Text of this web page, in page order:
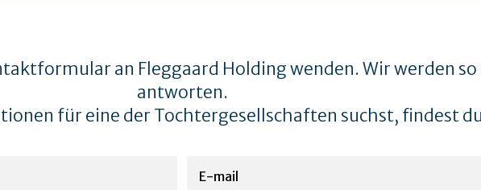
an Fleggaard Holding wenden. Wir werden
antworten.
für eine der Tochtergesellschaften suchst, findest